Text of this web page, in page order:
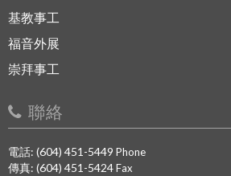
基教事工
福音外展
崇拜事工
聯絡
電話: (604) 451-5449 Phone
傳真: (604) 451-5424Fax